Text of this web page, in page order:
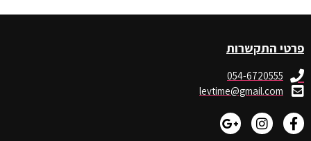
פרטי התקשרות
054-6720555
levtime@gmail.com